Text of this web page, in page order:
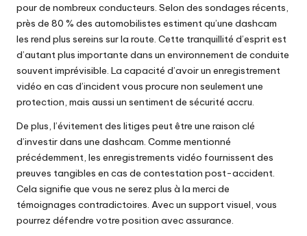
pour de nombreux conducteurs. Selon des sondages récents,
près de 80 % des automobilistes estiment qu’une dashcam
les rend plus sereins sur la route. Cette tranquillité d’esprit est
d’autant plus importante dans un environnement de conduite
souvent imprévisible. La capacité d’avoir un enregistrement
vidéo en cas d’incident vous procure non seulement une
protection, mais aussi un sentiment de sécurité accru.
De plus, l’évitement des litiges peut être une raison clé
d’investir dans une dashcam. Comme mentionné
précédemment, les enregistrements vidéo fournissent des
preuves tangibles en cas de contestation post-accident.
Cela signifie que vous ne serez plus à la merci de
témoignages contradictoires. Avec un support visuel, vous
pourrez défendre votre position avec assurance.